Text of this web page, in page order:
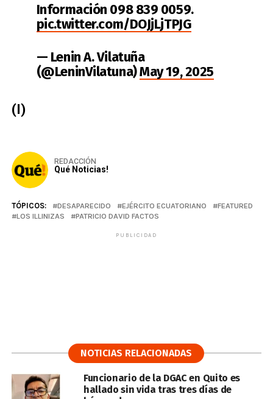
Información 098 839 0059.
pic.twitter.com/DOJjLjTPJG
— Lenin A. Vilatuña
(@LeninVilatuna)May 19, 2025
(I)
REDACCIÓN
Qué Noticias!
TÓPICOS: DESAPARECIDO EJÉRCITO ECUATORIANO
FEATURED
LOS ILLINIZAS
PATRICIO DAVID FACTOS
PUBLICIDAD
NOTICIAS RELACIONADAS
Funcionario de la DGAC en Quito es
hallado sin vida tras tres días de